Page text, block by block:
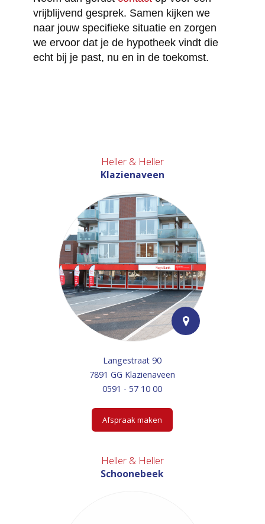
vrijblijvend gesprek. Samen kijken we
naar jouw specifieke situatie en zorgen
we ervoor dat je de hypotheek vindt die
echt bij je past, nu en in de toekomst.
Heller & Heller
Klazienaveen
Langestraat 90
7891 GG Klazienaveen
0591 - 57 10 00
Afspraak maken
Heller & Heller
Schoonebeek